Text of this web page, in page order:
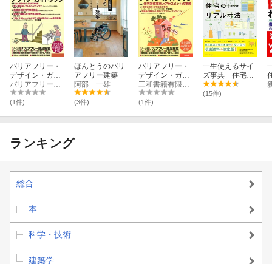
バリアフリー・
デザイン・ガイ
ドブック
(1件)
ほんとうのバリ
アフリー建築
阿部 一雄
(3件)
バリアフリー・
デザイン・ガイ
ドブック（2013
-2014年度版）
(1件)
一生使えるサイ
ズ事典 住宅の
リアル寸法 完
全版
(15件)
ランキング
総合
本
科学・技術
建築学